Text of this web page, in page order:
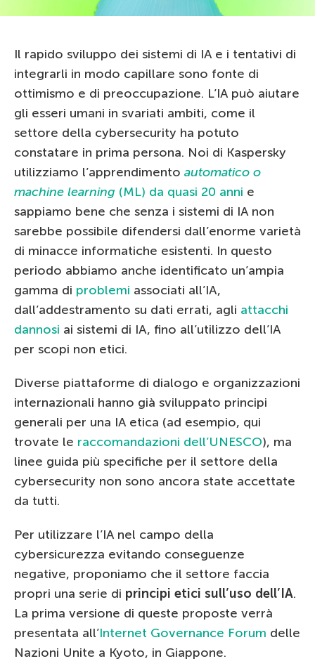
Il rapido sviluppo dei sistemi di IA e i tentativi di
integrarli in modo capillare sono fonte di
ottimismo e di preoccupazione. L’IA può aiutare
gli esseri umani in svariati ambiti, come il
settore della cybersecurity ha potuto
constatare in prima persona. Noi di Kaspersky
utilizziamo l’apprendimento automatico o
machine learning (ML) da quasi 20 anni e
sappiamo bene che senza i sistemi di IA non
sarebbe possibile difendersi dall’enorme varietà
di minacce informatiche esistenti. In questo
periodo abbiamo anche identificato un’ampia
gamma di problemi associati all’IA,
dall’addestramento su dati errati, agli attacchi
dannosi ai sistemi di IA, fino all’utilizzo dell’IA
per scopi non etici.
Diverse piattaforme di dialogo e organizzazioni
internazionali hanno già sviluppato principi
generali per una IA etica (ad esempio, qui
trovate le raccomandazioni dell’UNESCO), ma
linee guida più specifiche per il settore della
cybersecurity non sono ancora state accettate
da tutti.
Per utilizzare l’IA nel campo della
cybersicurezza evitando conseguenze
negative, proponiamo che il settore faccia
propri una serie di principi etici sull’uso dell’IA.
La prima versione di queste proposte verrà
presentata all’Internet Governance Forum delle
Nazioni Unite a Kyoto, in Giappone.